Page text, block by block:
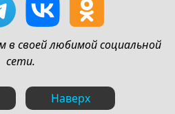
в своей любимой социальной
сети.
Наверх